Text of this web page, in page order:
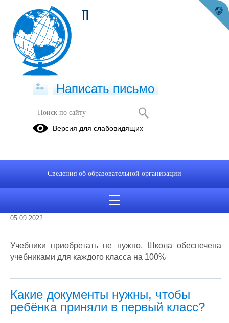
ЧАСТО ЗАДАВАЕМЫЕ ВОПРОСЫ
для ребёнка – первоклассника?
05.09.2022
Учебники приобретать не нужно. Школа обеспечена
учебниками для каждого класса на 100%
Какие документы нужны, чтобы
ребёнка приняли в первый класс?
П
Написать письмо
Версия для слабовидящих
Сведения об образовательной организации